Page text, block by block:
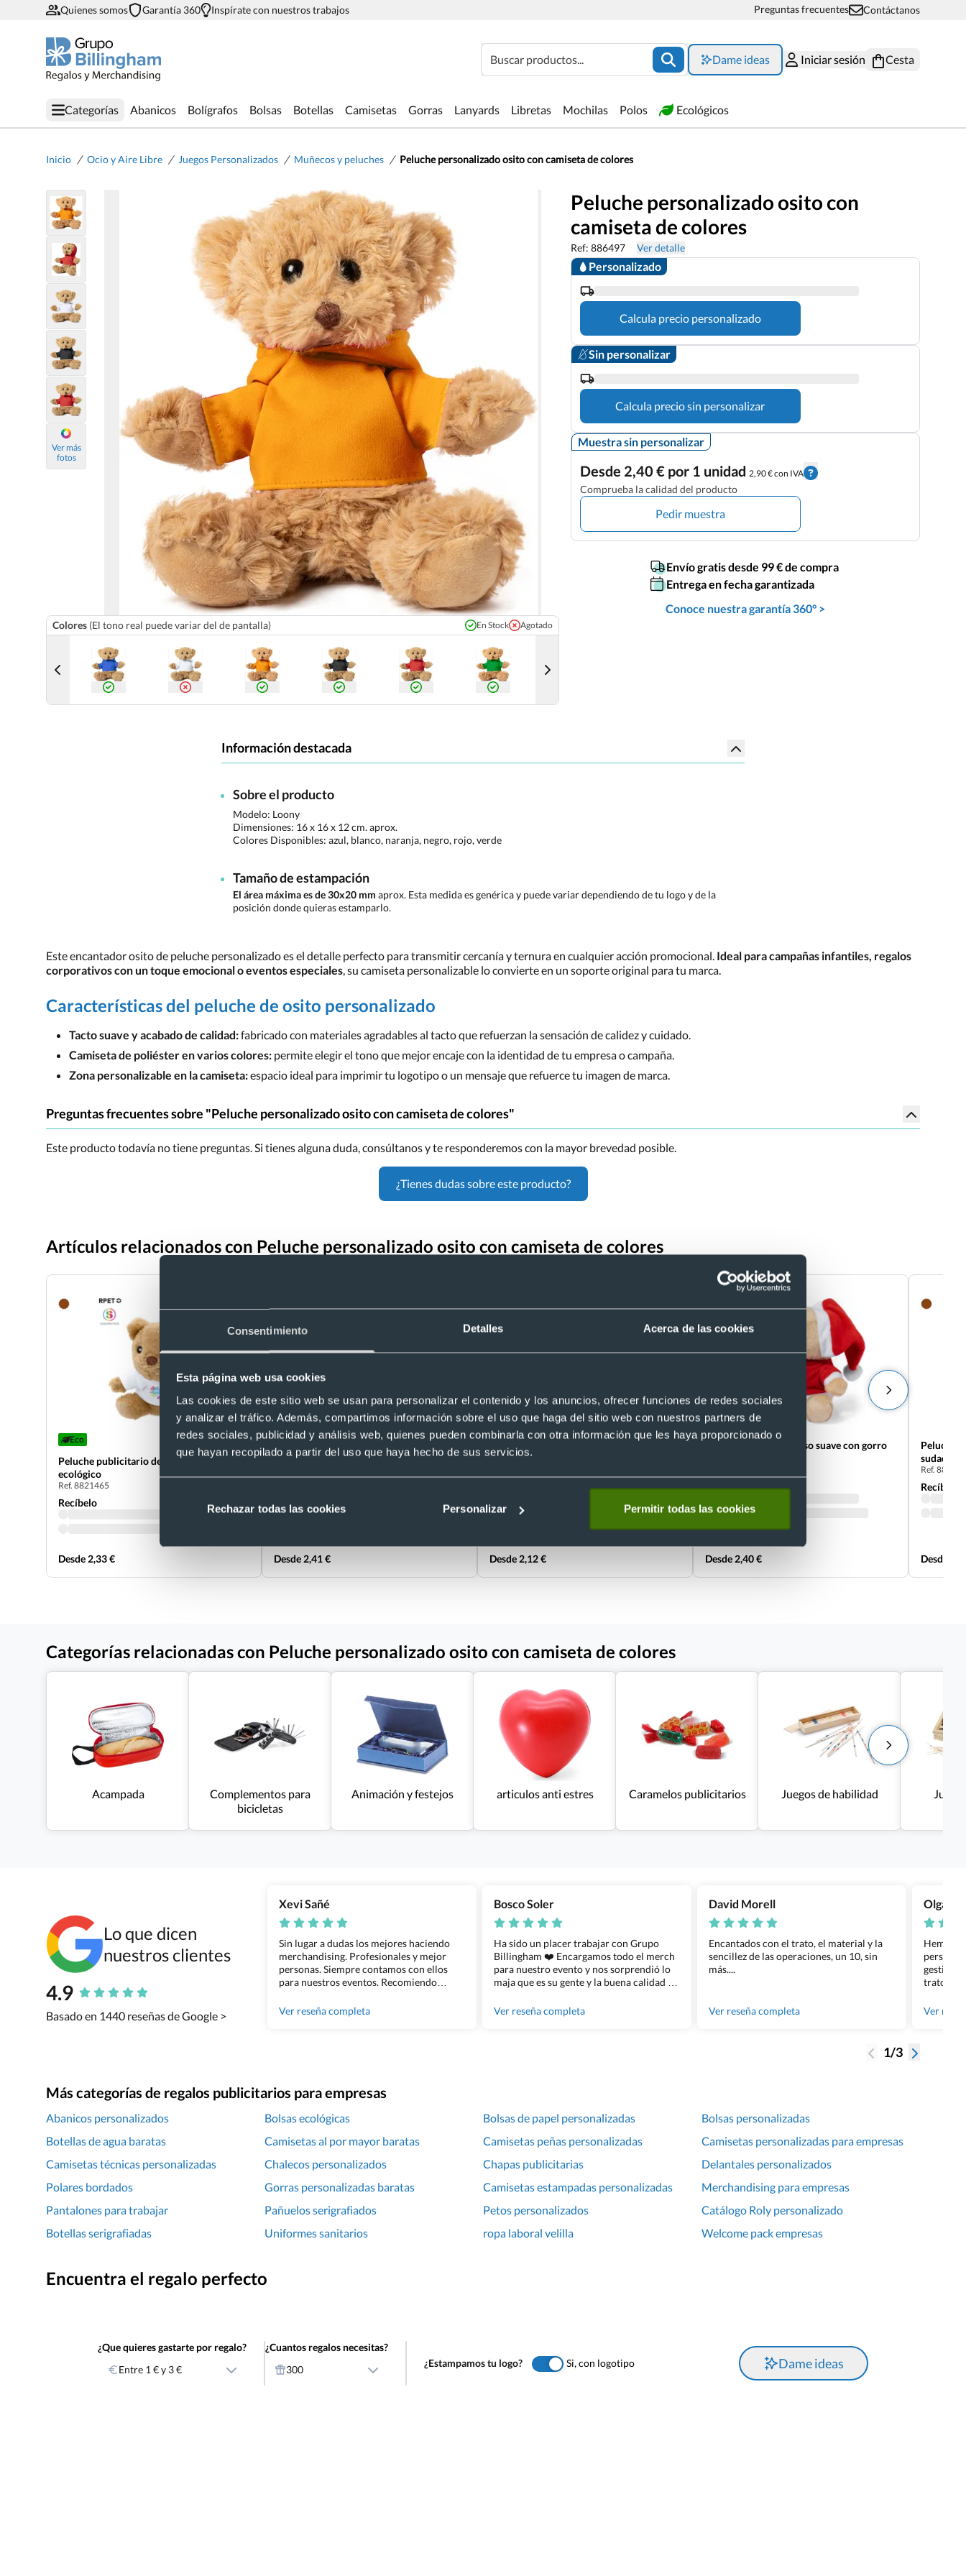
Consentimiento Detalles Acerca de las cookies
Esta página web usa cookies
Las cookies de este sitio web se usan para personalizar el contenido y los anuncios, ofrecer funciones de redes sociales
y analizar el tráfico. Además, compartimos información sobre el uso que haga del sitio web con nuestros partners de
redes sociales, publicidad y análisis web, quienes pueden combinarla con otra información que les haya proporcionado o
que hayan recopilado a partir del uso que haya hecho de sus servicios.
Rechazar todas las cookies Personalizar Permitir todas las cookies
Quienes somos Garantía 360 Inspírate con nuestros trabajos Preguntas frecuentes Contáctanos
Buscar productos... Dame ideas Iniciar sesión Cesta
Categorías Abanicos Bolígrafos Bolsas Botellas Camisetas Gorras Lanyards Libretas Mochilas Polos Ecológicos
Inicio / Ocio y Aire Libre / Juegos Personalizados / Muñecos y peluches / Peluche personalizado osito con camiseta de colores
Ver más
fotos
Colores (El tono real puede variar del de pantalla) En Stock Agotado
Peluche personalizado osito con
camiseta de colores
Ref: 886497 Ver detalle
Personalizado
Calcula precio personalizado
Sin personalizar
Calcula precio sin personalizar
Muestra sin personalizar
Desde 2,40 € por 1 unidad 2,90 € con IVA
Comprueba la calidad del producto
Pedir muestra
Envío gratis desde 99 € de compra
Entrega en fecha garantizada
Conoce nuestra garantía 360° >
Información destacada
Sobre el producto
Modelo: Loony
Dimensiones: 16 x 16 x 12 cm. aprox.
Colores Disponibles: azul, blanco, naranja, negro, rojo, verde
Tamaño de estampación
El área máxima es de 30x20 mm aprox. Esta medida es genérica y puede variar dependiendo de tu logo y de la
posición donde quieras estamparlo.
Este encantador osito de peluche personalizado es el detalle perfecto para transmitir cercanía y ternura en cualquier acción promocional. Ideal para campañas infantiles, regalos
corporativos con un toque emocional o eventos especiales, su camiseta personalizable lo convierte en un soporte original para tu marca.
Características del peluche de osito personalizado
Tacto suave y acabado de calidad:fabricado con materiales agradables al tacto que refuerzan la sensación de calidez y cuidado.
Camiseta de poliéster en varios colores: permite elegir el tono que mejor encaje con la identidad de tu empresa o campaña.
Zona personalizable en la camiseta:espacio ideal para imprimir tu logotipo o un mensaje que refuerce tu imagen de marca.
Preguntas frecuentes sobre "Peluche personalizado osito con camiseta de colores"
Este producto todavía no tiene preguntas. Si tienes alguna duda, consúltanos y te responderemos con la mayor brevedad posible.
¿Tienes dudas sobre este producto?
Artículos relacionados con Peluche personalizado osito con camiseta de colores
Eco
Peluche publicitario de poliéster RPET
ecológico
Ref. 8821465
Recíbelo
Desde 2,33 €
Doudou elefante blanco personalizado con
nudos relajantes
Desde 2,41 €
Peluche publicitario reno suave con
bufanda navideña
Desde 2,12 €
Peluche publicitario oso suave con gorro
Recíbelo
Desde 2,40 €
Peluche
sudadera
Ref.
Recíbelo
Desde
Categorías relacionadas con Peluche personalizado osito con camiseta de colores
Acampada
Complementos para
bicicletas
Animación y festejos articulos anti estres Caramelos publicitarios Juegos de habilidad
Lo que dicen
nuestros clientes
4.9
Basado en 1440 reseñas de Google >
Xevi Sañé
Sin lugar a dudas los mejores haciendo
merchandising. Profesionales y mejor
personas. Siempre contamos con ellos
para nuestros eventos. Recomiendo
Ver reseña completa
Bosco Soler
Ha sido un placer trabajar con Grupo
Billingham ❤️ Encargamos todo el merch
para nuestro evento y nos sorprendió lo
maja que es su gente y la buena calidad de
100% recomendado!!
Ver reseña completa
David Morell
Encantados con el trato, el material y la
sencillez de las operaciones, un 10, sin
más....
Ver reseña completa
Olga
Hemos
gestión
trato
gente
Ver
1/3
Más categorías de regalos publicitarios para empresas
Abanicos personalizados Bolsas ecológicas Bolsas de papel personalizadas
Bolsas personalizadas
Botellas de agua baratas
Camisetas al por mayor baratas Camisetas peñas personalizadas
Camisetas personalizadas para empresas
Camisetas técnicas personalizadas
Chalecos personalizados Chapas publicitarias
Delantales personalizados
Polares bordados
Gorras personalizadas baratas Camisetas estampadas personalizadas
Merchandising para empresas
Pantalones para trabajar
Pañuelos serigrafiados Petos personalizados
Catálogo Roly personalizado
Botellas serigrafiadas
Uniformes sanitarios ropa laboral velilla Welcome pack empresas
Encuentra el regalo perfecto
¿Que quieres gastarte por regalo?
Entre 1 € y 3 €
¿Cuantos regalos necesitas?
300
¿Estampamos tu logo? Si, con logotipo Dame ideas